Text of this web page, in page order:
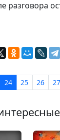
разговора
24 25 26 27